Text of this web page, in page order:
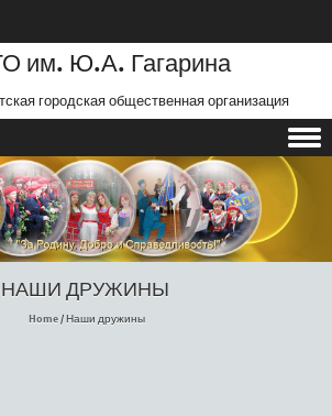
им. Ю.А. Гагарина
городская общественная организация
НАШИ ДРУЖИНЫ
Home/Наши дружины